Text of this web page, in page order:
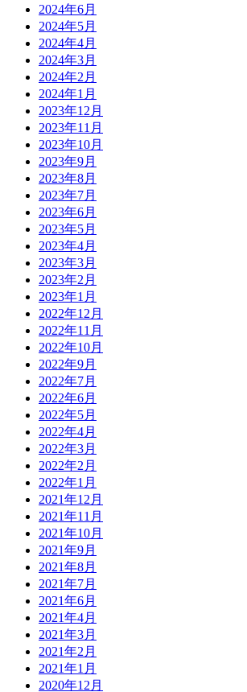
2024年6月
2024年5月
2024年4月
2024年3月
2024年2月
2024年1月
2023年12月
2023年11月
2023年10月
2023年9月
2023年8月
2023年7月
2023年6月
2023年5月
2023年4月
2023年3月
2023年2月
2023年1月
2022年12月
2022年11月
2022年10月
2022年9月
2022年7月
2022年6月
2022年5月
2022年4月
2022年3月
2022年2月
2022年1月
2021年12月
2021年11月
2021年10月
2021年9月
2021年8月
2021年7月
2021年6月
2021年4月
2021年3月
2021年2月
2021年1月
2020年12月